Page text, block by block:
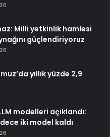
Milli yetkinlik hamlesi
güçlendiriyoruz
yıllık yüzde 2,9
modelleri açıklandı:
iki model kaldı